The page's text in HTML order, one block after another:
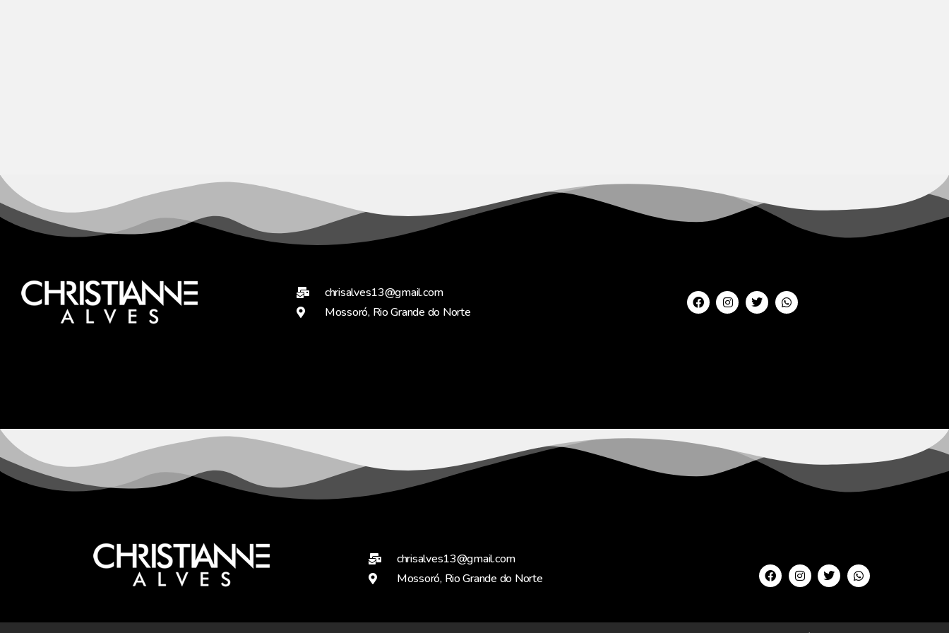
chrisalves13@gmail.com
Mossoró, Rio Grande do Norte
chrisalves13@gmail.com
Mossoró, Rio Grande do Norte